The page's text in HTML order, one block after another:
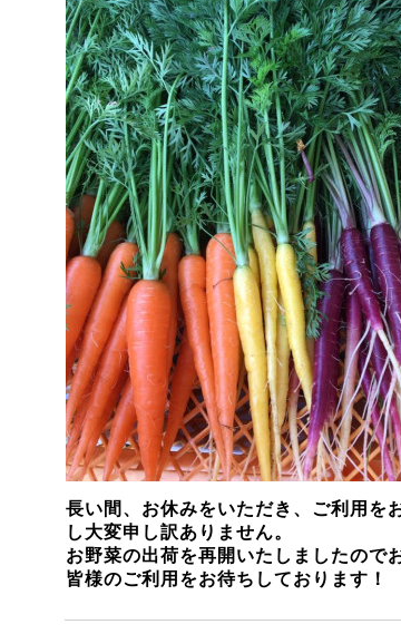
長い間、お休みをいただき、ご利用を
し大変申し訳ありません。
お野菜の出荷を再開いたしましたので
皆様のご利用をお待ちしております！